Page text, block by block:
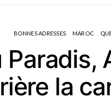
BONNES ADRESSES MAROC
Paradis,
la